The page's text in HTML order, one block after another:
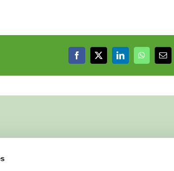
Facebook
X LinkedIn
E-
gebruiken?
gezin verwijzen?